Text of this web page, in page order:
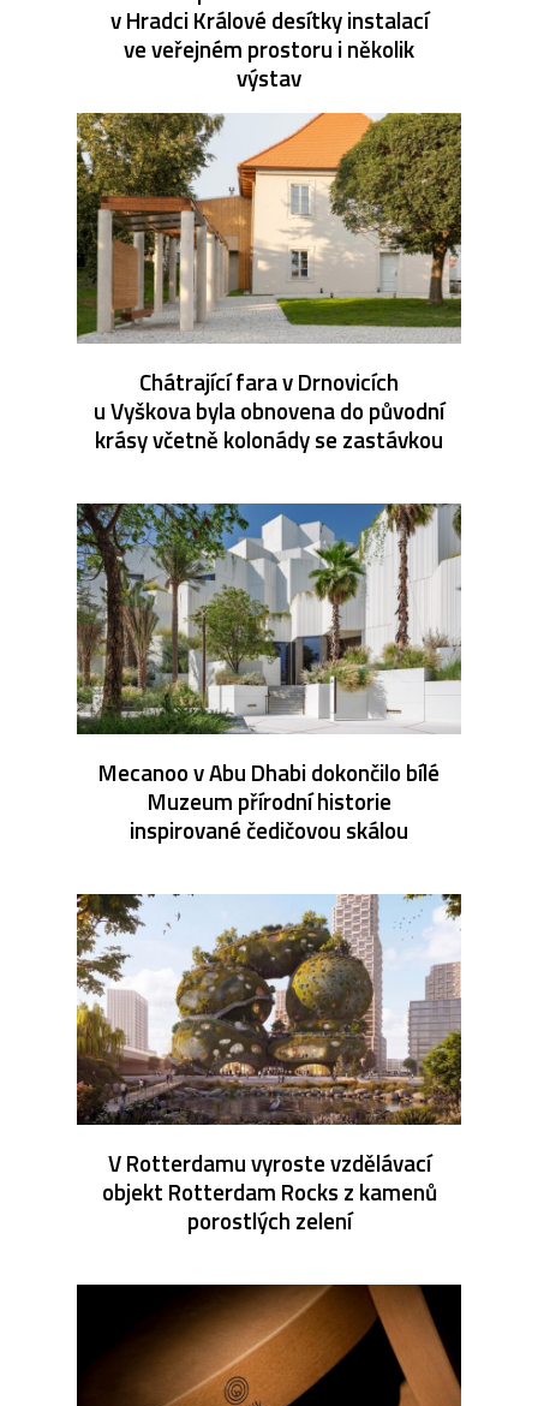
v Hradci Králové desítky instalací
ve veřejném prostoru i několik
výstav
Chátrající fara v Drnovicích
u Vyškova byla obnovena do původní
krásy včetně kolonády se zastávkou
Mecanoo v Abu Dhabi dokončilo bílé
Muzeum přírodní historie
inspirované čedičovou skálou
V Rotterdamu vyroste vzdělávací
objekt Rotterdam Rocks z kamenů
porostlých zelení